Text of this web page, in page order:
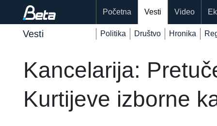
Početna Vesti Video
Vesti Politika Društvo Hronika
Kancelarija:
Kurtijeve izborne